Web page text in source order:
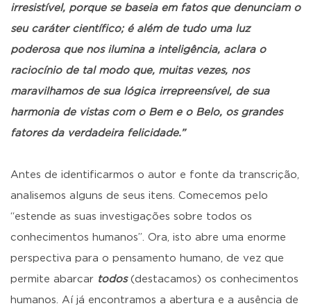
irresistível, porque se baseia em fatos que denunciam o
seu caráter científico; é além de tudo uma luz
poderosa que nos ilumina a inteligência, aclara o
raciocínio de tal modo que, muitas vezes, nos
maravilhamos de sua lógica irrepreensível, de sua
harmonia de vistas com o Bem e o Belo, os grandes
fatores da verdadeira felicidade.”
Antes de identificarmos o autor e fonte da transcrição,
analisemos alguns de seus itens. Comecemos pelo
“estende as suas investigações sobre todos os
conhecimentos humanos”. Ora, isto abre uma enorme
perspectiva para o pensamento humano, de vez que
permite abarcar todos(destacamos) os conhecimentos
humanos. Aí já encontramos a abertura e a ausência de